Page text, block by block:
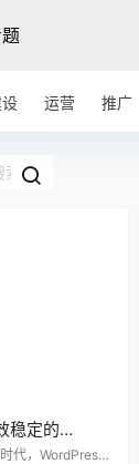
运营 推广
稳定的
代，WordPress